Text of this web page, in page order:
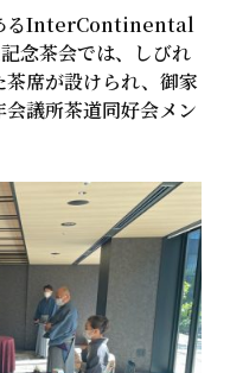
るInterContinental
念茶会では、しびれ
席が設けられ、御家
議所茶道同好会メン